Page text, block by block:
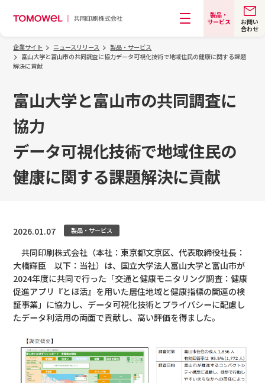
製品・
サービス
お問い
合わせ
企業サイト ニュースリリース
製品・サービス
富山大学と富山市の共同調査に協力データ可視化技術で地域住民の健康に関する課題
解決に貢献
富山大学と富山市の共同調査に
協力
データ可視化技術で地域住民の
健康に関する課題解決に貢献
2026.01.07 製品・サービス
共同印刷株式会社（本社：東京都文京区、代表取締役社長：
大橋輝臣 以下：当社）は、国立大学法人富山大学と富山市が
2024年度に共同で行った「交通と健康モニタリング調査：健康
促進アプリ『とほ活』を用いた居住地域と健康指標の関連の検
証事業」に協力し、データ可視化技術とプライバシーに配慮し
たデータ利活用の両面で貢献し、高い評価を得ました。